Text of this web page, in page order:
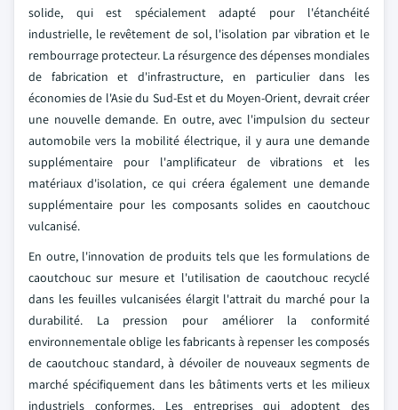
solide, qui est spécialement adapté pour l'étanchéité
industrielle, le revêtement de sol, l'isolation par vibration et le
rembourrage protecteur. La résurgence des dépenses mondiales
de fabrication et d'infrastructure, en particulier dans les
économies de l'Asie du Sud-Est et du Moyen-Orient, devrait créer
une nouvelle demande. En outre, avec l'impulsion du secteur
automobile vers la mobilité électrique, il y aura une demande
supplémentaire pour l'amplificateur de vibrations et les
matériaux d'isolation, ce qui créera également une demande
supplémentaire pour les composants solides en caoutchouc
vulcanisé.
En outre, l'innovation de produits tels que les formulations de
caoutchouc sur mesure et l'utilisation de caoutchouc recyclé
dans les feuilles vulcanisées élargit l'attrait du marché pour la
durabilité. La pression pour améliorer la conformité
environnementale oblige les fabricants à repenser les composés
de caoutchouc standard, à dévoiler de nouveaux segments de
marché spécifiquement dans les bâtiments verts et les milieux
industriels conformes. Les entreprises qui adoptent des